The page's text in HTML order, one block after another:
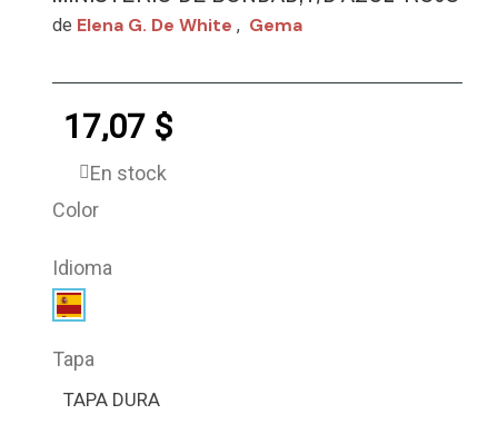
de Elena G. De White , Gema
17,07 $
En stock
Color
Idioma
Tapa
TAPA DURA